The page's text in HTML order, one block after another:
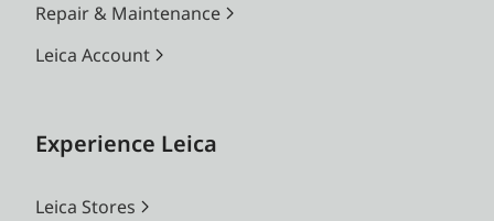
Repair & Maintenance
Leica Account
Experience Leica
Leica Stores